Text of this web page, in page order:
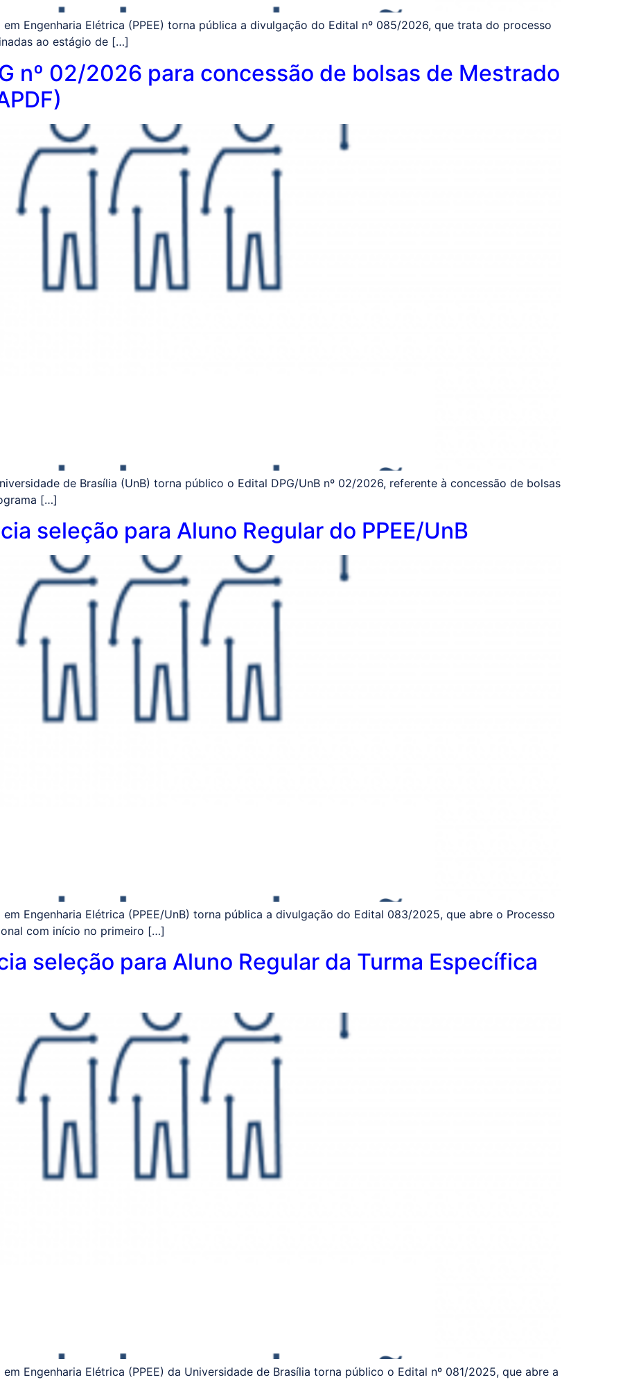
Engenharia Elétrica (PPEE) torna pública a divulgação do Edital nº 085/2026, que trata do processo
ao estágio de […]
nº 02/2026 para concessão de bolsas de Mestrado
de Brasília (UnB) torna público o Edital DPG/UnB nº 02/2026, referente à concessão de bolsas
[…]
seleção para Aluno Regular do PPEE/UnB
Engenharia Elétrica (PPEE/UnB) torna pública a divulgação do Edital 083/2025, que abre o Processo
com início no primeiro […]
seleção para Aluno Regular da Turma Específica
Engenharia Elétrica (PPEE) da Universidade de Brasília torna público o Edital nº 081/2025, que abre a